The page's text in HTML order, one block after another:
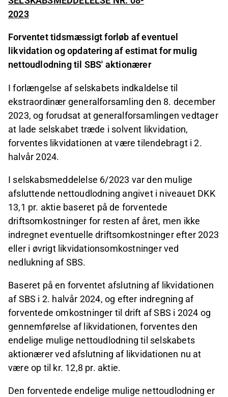
2023
Forventet tidsmæssigt forløb af eventuel
likvidation og opdatering af estimat for mulig
nettoudlodning til SBS' aktionærer
I forlængelse af selskabets indkaldelse til
ekstraordinær generalforsamling den 8. december
2023, og forudsat at generalforsamlingen vedtager
at lade selskabet træde i solvent likvidation,
forventes likvidationen at være tilendebragt i 2.
halvår 2024.
I selskabsmeddelelse 6/2023 var den mulige
afsluttende nettoudlodning angivet i niveauet DKK
13,1 pr. aktie baseret på de forventede
driftsomkostninger for resten af året, men ikke
indregnet eventuelle driftsomkostninger efter 2023
eller i øvrigt likvidationsomkostninger ved
nedlukning af SBS.
Baseret på en forventet afslutning af likvidationen
af SBS i 2. halvår 2024, og efter indregning af
forventede omkostninger til drift af SBS i 2024 og
gennemførelse af likvidationen, forventes den
endelige mulige nettoudlodning til selskabets
aktionærer ved afslutning af likvidationen nu at
være op til kr. 12,8 pr. aktie.
Den forventede endelige mulige nettoudlodning er